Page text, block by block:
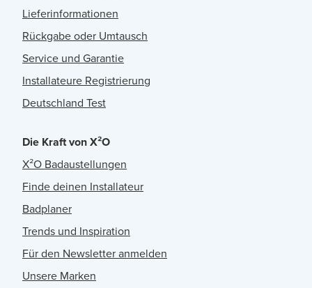
Lieferinformationen
Rückgabe oder Umtausch
Service und Garantie
Installateure Registrierung
Deutschland Test
Die Kraft von X²O
X²O Badaustellungen
Finde deinen Installateur
Badplaner
Trends und Inspiration
Für den Newsletter anmelden
Unsere Marken